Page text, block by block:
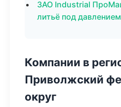
ЗАО Industrial
литьё под давлением
Компании в
Приволжский
округ